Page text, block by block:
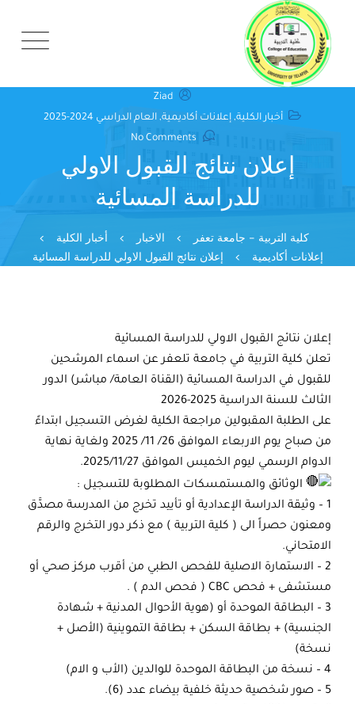
content
Ziad
أخبار الكلية, إعلانات أكاديمية, العام الدراسي 2024-2025
No Comments
إعلان نتائج القبول الاولي
للدراسة المسائية
كلية التربية - جامعة تعفر > الاخبار > أخبار الكلية
>
إعلانات أكاديمية
> إعلان نتائج القبول الاولي للدراسة المسائية
إعلان نتائج القبول الاولي للدراسة المسائية
تعلن كلية التربية في جامعة تلعفر عن اسماء المرشحين
للقبول في الدراسة المسائية (القناة العامة/ مباشر) الدور
الثالث للسنة الدراسية 2025-2026
على الطلبة المقبولين مراجعة الكلية لغرض التسجيل ابتداءً
من صباح يوم الاربعاء الموافق 26/ 11/ 2025 ولغاية نهاية
الدوام الرسمي ليوم الخميس الموافق 2025/11/27.
الوثائق والمستمسكات المطلوبة للتسجيل :
1 – وثيقة الدراسة الإعدادية أو تأييد تخرج من المدرسة مصدَّق
ومعنون حصراً الى ( كلية التربية ) مع ذكر دور التخرج والرقم
الامتحاني.
2 – الاستمارة الاصلية للفحص الطبي من أقرب مركز صحي أو
مستشفى + فحص CBC ( فحص الدم ) .
3 – البطاقة الموحدة أو (هوية الأحوال المدنية + شهادة
الجنسية) + بطاقة السكن + بطاقة التموينية (الأصل +
نسخة)
4 – نسخة من البطاقة الموحدة للوالدين (الأب و الام)
5 – صور شخصية حديثة خلفية بيضاء عدد (6).